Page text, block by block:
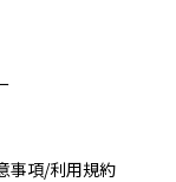
事項/利用規約